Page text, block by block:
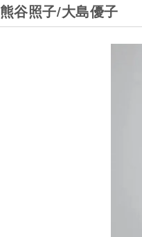
熊谷照子/大島優子